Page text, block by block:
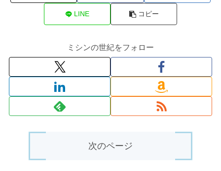
LINE コピー
ミシンの世紀をフォロー
次のページ